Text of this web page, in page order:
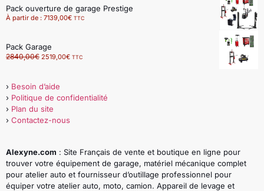
Pack ouverture de garage Prestige
À partir de : 7139,00€ TTC
Pack Garage
2840,00€ 2519,00€ TTC
› Besoin d’aide
› Politique de confidentialité
› Plan du site
› Contactez-nous
Alexyne.com : Site Français de vente et boutique en ligne pour
trouver votre équipement de garage, matériel mécanique complet
pour atelier auto et fournisseur d’outillage professionnel pour
équiper votre atelier auto, moto, camion. Appareil de levage et